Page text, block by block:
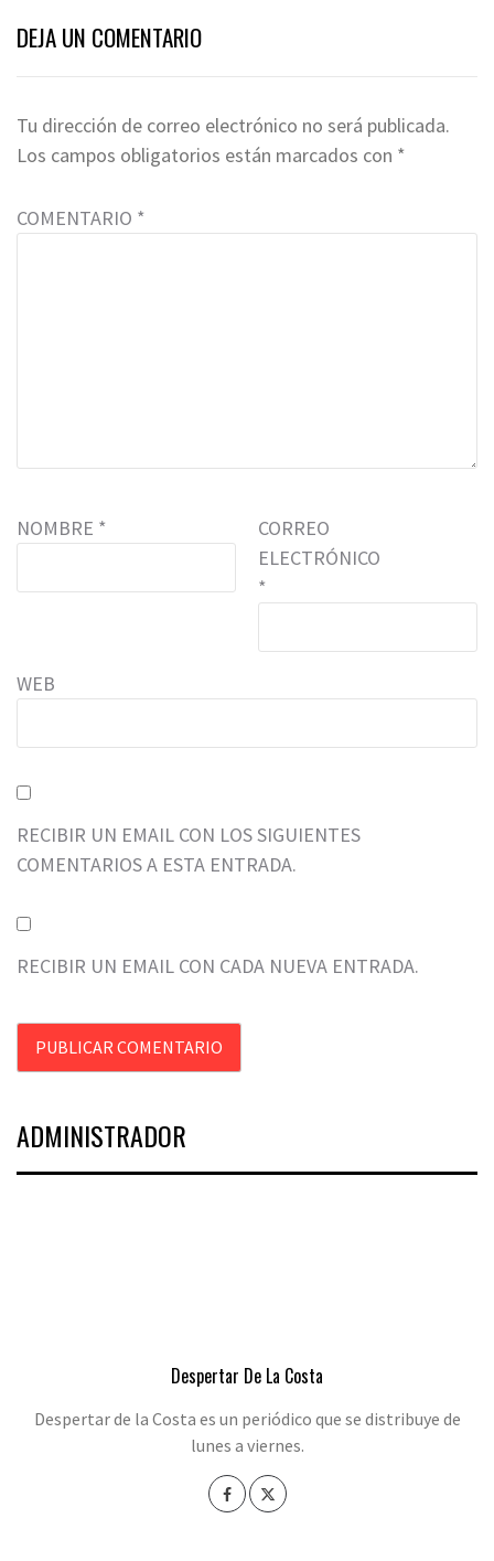
DEJA UN COMENTARIO
Tu dirección de correo electrónico no será publicada.
Los campos obligatorios están marcados con *
COMENTARIO *
NOMBRE *
CORREO
ELECTRÓNICO
*
WEB
RECIBIR UN EMAIL CON LOS SIGUIENTES
COMENTARIOS A ESTA ENTRADA.
RECIBIR UN EMAIL CON CADA NUEVA ENTRADA.
ADMINISTRADOR
Despertar De La Costa
Despertar de la Costa es un periódico que se distribuye de
lunes a viernes.